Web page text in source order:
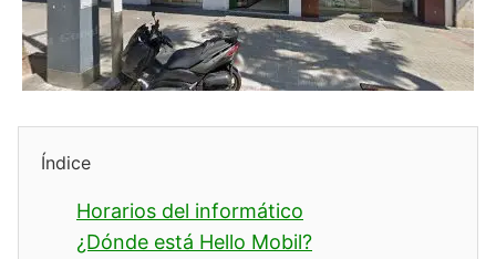
Índice
Horarios del informático
¿Dónde está Hello Mobil?